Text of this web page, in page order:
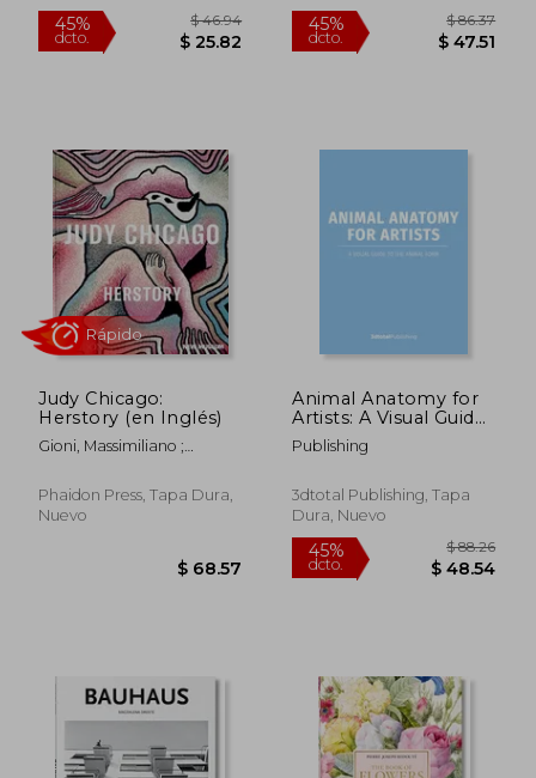
45%
dcto.
$ 37.91
$ 20.85
Judy Chicago:
Herstory (en Inglés)
Gioni, Massimiliano ;
Norton, Margot
Phaidon Press, Tapa Dura,
Nuevo
Animal Anatomy for
Artists: A Visual Guide
to the Form of
Mammals, Reptiles,
Inglés)
Publishing
3dtotal Publishing, Tapa
Dura, Nuevo